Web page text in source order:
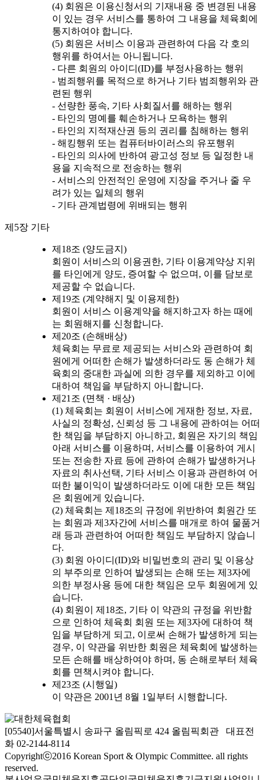
(4) 회원은 이용신청서의 기재내용 중 변경된 내용
이 있는 경우 서비스를 통하여 그 내용을 체육회에
통지하여야 합니다.
(5) 회원은 서비스 이용과 관련하여 다음 각 호의
행위를 하여서는 아니됩니다.
- 다른 회원의 아이디(ID)를 부정사용하는 행위
- 범죄행위를 목적으로 하거나 기타 범죄행위와 관
련된 행위
- 선량한 풍속, 기타 사회질서를 해하는 행위
- 타인의 명예를 훼손하거나 모욕하는 행위
- 타인의 지적재산권 등의 권리를 침해하는 행위
- 해킹행위 또는 컴퓨터바이러스의 유포행위
- 타인의 의사에 반하여 광고성 정보 등 일정한 내
용을 지속적으로 전송하는 행위
- 서비스의 안전적인 운영에 지장을 주거나 줄 우
려가 있는 일체의 행위
- 기타 관계법령에 위배되는 행위
제5장 기타
제18조 (양도금지)
회원이 서비스의 이용권한, 기타 이용계약상 지위
를 타인에게 양도, 증여할 수 없으며, 이를 담보로
제공할 수 없습니다.
제19조 (계약해지 및 이용제한)
회원이 서비스 이용계약을 해지하고자 하는 때에
는 회원해지를 신청합니다.
제20조 (손해배상)
체육회는 무료로 제공되는 서비스와 관련하여 회
원에게 어떠한 손해가 발생하더라도 동 손해가 체
육회의 중대한 과실에 의한 경우를 제외하고 이에
대하여 책임을 부담하지 아니합니다.
제21조 (면책 · 배상)
(1) 체육회는 회원이 서비스에 게재한 정보, 자료,
사실의 정확성, 신뢰성 등 그 내용에 관하여는 어떠
한 책임을 부담하지 아니하고, 회원은 자기의 책임
아래 서비스를 이용하며, 서비스를 이용하여 게시
또는 전송한 자료 등에 관하여 손해가 발생하거나
자료의 취사선택, 기타 서비스 이용과 관련하여 어
떠한 불이익이 발생하더라도 이에 대한 모든 책임
은 회원에게 있습니다.
(2) 체육회는 제18조의 규정에 위반하여 회원간 또
는 회원과 제3자간에 서비스를 매개로 하여 물품거
래 등과 관련하여 어떠한 책임도 부담하지 않습니
다.
(3) 회원 아이디(ID)와 비밀번호의 관리 및 이용상
의 부주의로 인하여 발생되는 손해 또는 제3자에
의한 부정사용 등에 대한 책임은 모두 회원에게 있
습니다.
(4) 회원이 제18조, 기타 이 약관의 규정을 위반함
으로 인하여 체육회 회원 또는 제3자에 대하여 책
임을 부담하게 되고, 이로써 손해가 발생하게 되는
경우, 이 약관을 위반한 회원은 체육회에 발생하는
모든 손해를 배상하여야 하며, 동 손해로부터 체육
회를 면책시켜야 합니다.
제23조 (시행일)
이 약관은 2001년 8월 1일부터 시행합니다.
[05540]서울특별시 송파구 올림픽로 424 올림픽회관 대표전
화 02-2144-8114
Copyrightⓒ2016 Korean Sport & Olympic Committee. all rights
reserved.